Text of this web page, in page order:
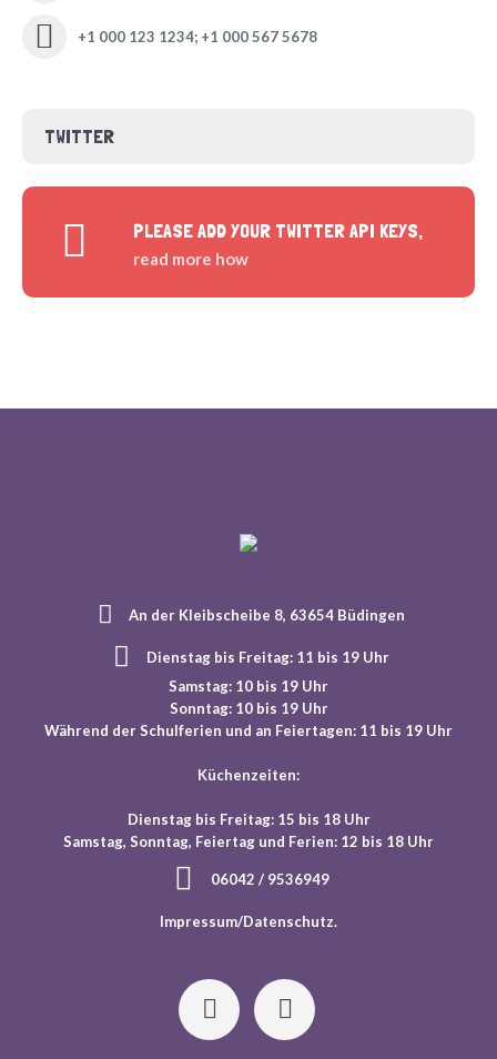
+1 000 123 1234; +1 000 567 5678
TWITTER
PLEASE ADD YOUR TWITTER API KEYS,
read more how
An der Kleibscheibe 8, 63654 Büdingen
Dienstag bis Freitag: 11 bis 19 Uhr
Samstag: 10 bis 19 Uhr
Sonntag: 10 bis 19 Uhr
Während der Schulferien und an Feiertagen: 11 bis 19 Uhr
Küchenzeiten:
Dienstag bis Freitag: 15 bis 18 Uhr
Samstag, Sonntag, Feiertag und Ferien: 12 bis 18 Uhr
06042 / 9536949
Impressum/Datenschutz.